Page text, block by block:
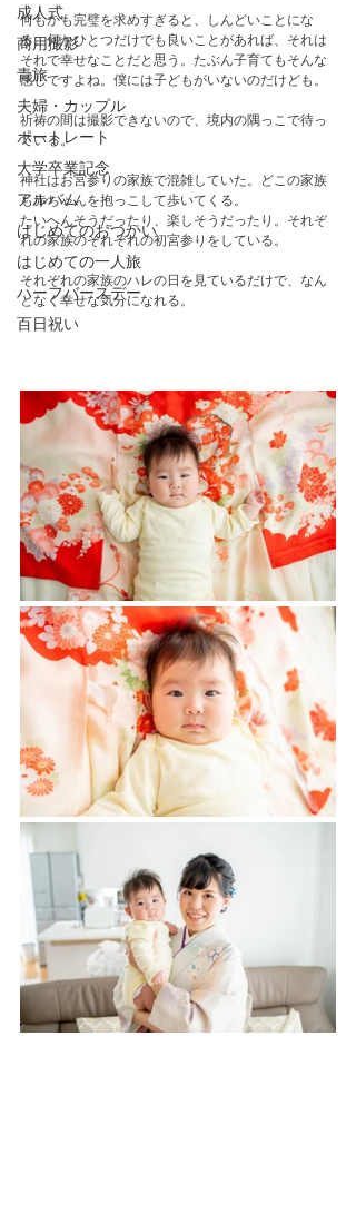
成人式
商用撮影
青旅
夫婦・カップル
ポートレート
大学卒業記念
アルバム
はじめてのおつかい
はじめての一人旅
ハーフバースデー
百日祝い
何もかも完璧を求めすぎると、しんどいことにな
る。何かひとつだけでも良いことがあれば、それは
それで幸せなことだと思う。たぶん子育てもそんな
感じですよね。僕には子どもがいないのだけども。
祈祷の間は撮影できないので、境内の隅っこで待っ
ている。
神社はお宮参りの家族で混雑していた。どこの家族
も赤ちゃんを抱っこして歩いてくる。
たいへんそうだったり、楽しそうだったり。それぞ
れの家族のそれぞれの初宮参りをしている。
それぞれの家族のハレの日を見ているだけで、なん
となく幸せな気分になれる。